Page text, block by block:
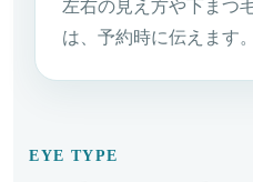
左右の見え方や下まつ
は、予約時に伝えます。
EYE TYPE